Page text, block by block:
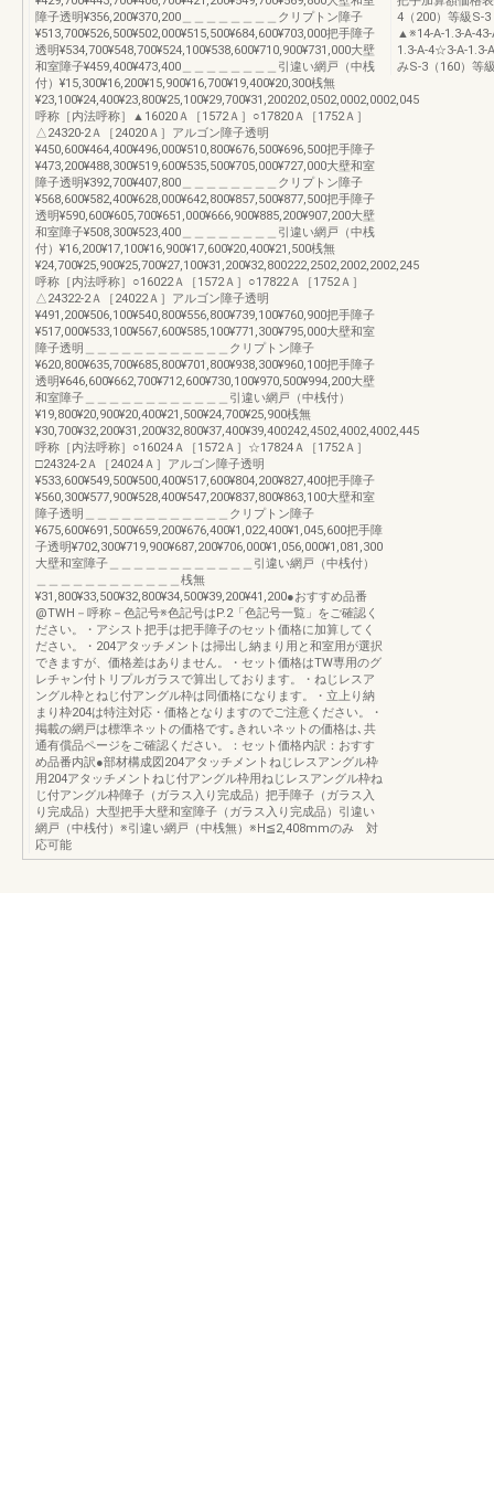
障子透明¥356,200¥370,200＿＿＿＿＿＿＿＿クリプトン障子
¥513,700¥526,500¥502,000¥515,500¥684,600¥703,000把手障子
透明¥534,700¥548,700¥524,100¥538,600¥710,900¥731,000大壁
和室障子¥459,400¥473,400＿＿＿＿＿＿＿＿引違い網戸（中桟
付）¥15,300¥16,200¥15,900¥16,700¥19,400¥20,300桟無
¥23,100¥24,400¥23,800¥25,100¥29,700¥31,200202,0502,0002,0002,045
呼称［内法呼称］▲16020Ａ［1572Ａ］○17820Ａ［1752Ａ］
△24320-2Ａ［24020Ａ］アルゴン障子透明
¥450,600¥464,400¥496,000¥510,800¥676,500¥696,500把手障子
¥473,200¥488,300¥519,600¥535,500¥705,000¥727,000大壁和室
障子透明¥392,700¥407,800＿＿＿＿＿＿＿＿クリプトン障子
¥568,600¥582,400¥628,000¥642,800¥857,500¥877,500把手障子
透明¥590,600¥605,700¥651,000¥666,900¥885,200¥907,200大壁
和室障子¥508,300¥523,400＿＿＿＿＿＿＿＿引違い網戸（中桟
付）¥16,200¥17,100¥16,900¥17,600¥20,400¥21,500桟無
¥24,700¥25,900¥25,700¥27,100¥31,200¥32,800222,2502,2002,2002,245
呼称［内法呼称］○16022Ａ［1572Ａ］○17822Ａ［1752Ａ］
△24322-2Ａ［24022Ａ］アルゴン障子透明
¥491,200¥506,100¥540,800¥556,800¥739,100¥760,900把手障子
¥517,000¥533,100¥567,600¥585,100¥771,300¥795,000大壁和室
障子透明＿＿＿＿＿＿＿＿＿＿＿＿クリプトン障子
¥620,800¥635,700¥685,800¥701,800¥938,300¥960,100把手障子
透明¥646,600¥662,700¥712,600¥730,100¥970,500¥994,200大壁
和室障子＿＿＿＿＿＿＿＿＿＿＿＿引違い網戸（中桟付）
¥19,800¥20,900¥20,400¥21,500¥24,700¥25,900桟無
¥30,700¥32,200¥31,200¥32,800¥37,400¥39,400242,4502,4002,4002,445
呼称［内法呼称］○16024Ａ［1572Ａ］☆17824Ａ［1752Ａ］
□24324-2Ａ［24024Ａ］アルゴン障子透明
¥533,600¥549,500¥500,400¥517,600¥804,200¥827,400把手障子
¥560,300¥577,900¥528,400¥547,200¥837,800¥863,100大壁和室
障子透明＿＿＿＿＿＿＿＿＿＿＿＿クリプトン障子
¥675,600¥691,500¥659,200¥676,400¥1,022,400¥1,045,600把手障
子透明¥702,300¥719,900¥687,200¥706,000¥1,056,000¥1,081,300
大壁和室障子＿＿＿＿＿＿＿＿＿＿＿＿引違い網戸（中桟付）
＿＿＿＿＿＿＿＿＿＿＿＿桟無
¥31,800¥33,500¥32,800¥34,500¥39,200¥41,200●おすすめ品番
@TWH－呼称－色記号※色記号はP.2「色記号一覧」をご確認く
ださい。・アシスト把手は把手障子のセット価格に加算してく
ださい。・204アタッチメントは掃出し納まり用と和室用が選択
できますが、価格差はありません。・セット価格はTW専用のグ
レチャン付トリプルガラスで算出しております。・ねじレスア
ングル枠とねじ付アングル枠は同価格になります。・立上り納
まり枠204は特注対応・価格となりますのでご注意ください。・
掲載の網戸は標準ネットの価格です｡きれいネットの価格は､共
通有償品ページをご確認ください。：セット価格内訳：おすす
め品番内訳●部材構成図204アタッチメントねじレスアングル枠
用204アタッチメントねじ付アングル枠用ねじレスアングル枠ね
じ付アングル枠障子（ガラス入り完成品）把手障子（ガラス入
り完成品）大型把手大壁和室障子（ガラス入り完成品）引違い
網戸（中桟付）※引違い網戸（中桟無）※H≦2,408mmのみ 対
応可能
4（200）等級S-
▲※14-A-1.3-A-
1.3-A-4☆3-A-1.3-
みS-3（160）等